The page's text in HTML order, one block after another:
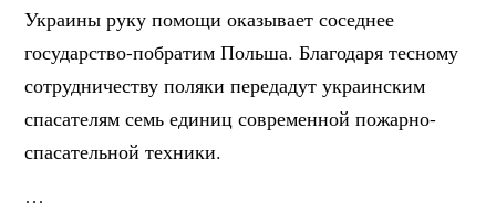
Украины руку помощи оказывает соседнее
государство-побратим Польша. Благодаря тесному
сотрудничеству поляки передадут украинским
спасателям семь единиц современной пожарно-
спасательной техники.
…